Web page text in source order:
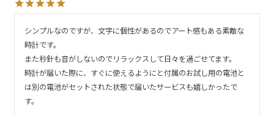
シンプルなのですが、文字に個性があるのでアート感もある素敵な
時計です。
また秒針も音がしないのでリラックスして日々を過ごせてます。
時計が届いた際に、すぐに使えるようにと付属のお試し用の電池と
は別の電池がセットされた状態で届いたサービスも嬉しかったで
す。